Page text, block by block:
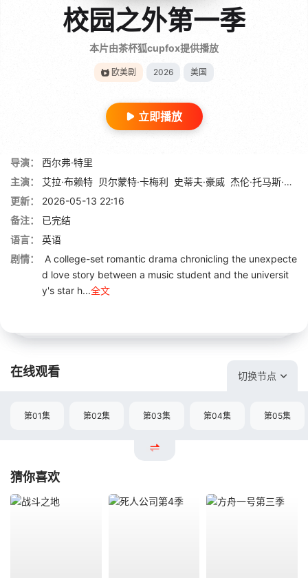
校园之外第一季
本片由茶杯狐cupfox提供播放
欧美剧 2026 美国
立即播放
导演：
西尔弗·特里
主演：
艾拉·布赖特 贝尔蒙特·卡梅利 史蒂夫·豪威 杰伦·托马斯·布鲁克斯
更新：
2026-05-13 22:16
备注：
已完结
语言：
英语
剧情：
A college-set romantic drama chronicling the unexpecte
d love story between a music student and the universit
y's star h...全文
在线观看 切换节点
第01集 第02集 第03集 第04集 第05集
猜你喜欢